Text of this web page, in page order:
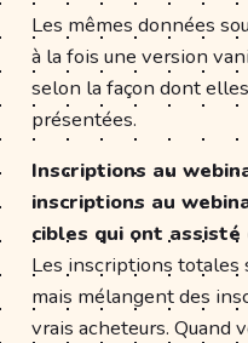
Les mêmes données
à la fois une version
selon la façon dont
présentées.
Inscriptions au
inscriptions au
cibles qui ont
Les inscriptions
mais mélangent des
vrais acheteurs. Quand